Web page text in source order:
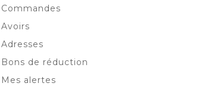
Commandes
Avoirs
Adresses
Bons de réduction
Mes alertes